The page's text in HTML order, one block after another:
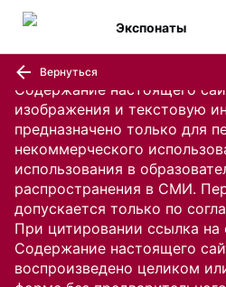
Содержание настоящего
изображения и текстовую
предназначено только для
некоммерческого
использования в
распространения в СМИ.
допускается только по
При цитировании ссылка на
Содержание настоящего
воспроизведено целиком
Экспонаты
Вернуться